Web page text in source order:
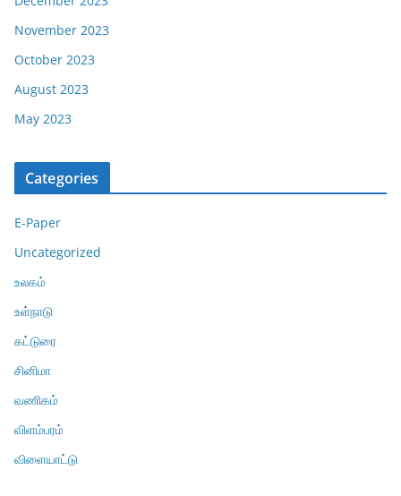
November 2023
October 2023
August 2023
May 2023
Categories
E-Paper
Uncategorized
உலகம்
உள்நாடு
கட்டுரை
சினிமா
வணிகம்
விளம்பரம்
விளையாட்டு